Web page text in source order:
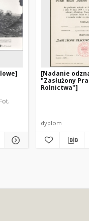
[Nadanie
"Zasłużony
Rolnictwa"]
dyplom